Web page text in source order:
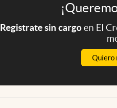
Registrate sin cargoen El
Quiero